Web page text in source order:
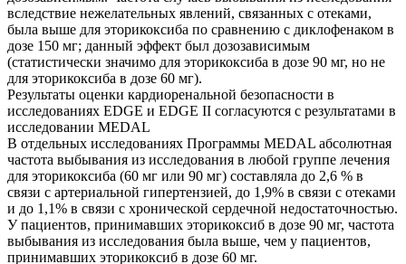
вследствие нежелательных явлений, связанных с отеками,
была выше для эторикоксиба по сравнению с диклофенаком в
дозе 150 мг; данный эффект был дозозависимым
(статистически значимо для эторикоксиба в дозе 90 мг, но не
для эторикоксиба в дозе 60 мг).
Результаты оценки кардиоренальной безопасности в
исследованиях EDGE и EDGE II согласуются с результатами в
исследовании MEDAL
В отдельных исследованиях Программы MEDAL абсолютная
частота выбывания из исследования в любой группе лечения
для эторикоксиба (60 мг или 90 мг) составляла до 2,6 % в
связи с артериальной гипертензией, до 1,9% в связи с отеками
и до 1,1% в связи с хронической сердечной недостаточностью.
У пациентов, принимавших эторикоксиб в дозе 90 мг, частота
выбывания из исследования была выше, чем у пациентов,
принимавших эторикоксиб в дозе 60 мг.